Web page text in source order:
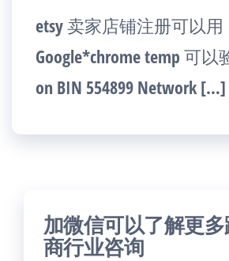
etsy 卖家店铺注册可以用
Google*chrome temp 可以
on BIN 554899 Network […]
加微信可以了解更
商行业咨询